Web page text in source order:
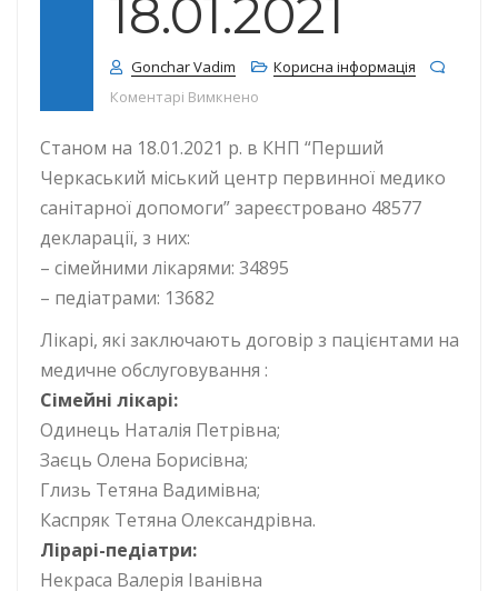
18.01.2021
Gonchar Vadim
Корисна інформація
Коментарі Вимкнено
Станом на 18.01.2021 р. в КНП “Перший
Черкаський міський центр первинної медико
санітарної допомоги” зареєстровано 48577
декларації, з них:
– сімейними лікарями: 34895
– педіатрами: 13682
Лікарі, які заключають договір з пацієнтами на
медичне обслуговування :
Сімейні лікарі:
Одинець Наталія Петрівна;
Заєць Олена Борисівна;
Глизь Тетяна Вадимівна;
Каспряк Тетяна Олександрівна.
Лірарі-педіатри:
Некраса Валерія Іванівна